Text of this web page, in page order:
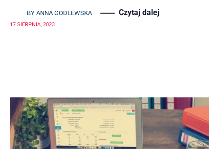
BY ANNA GODLEWSKA Czytaj dalej
17 SIERPNIA, 2023